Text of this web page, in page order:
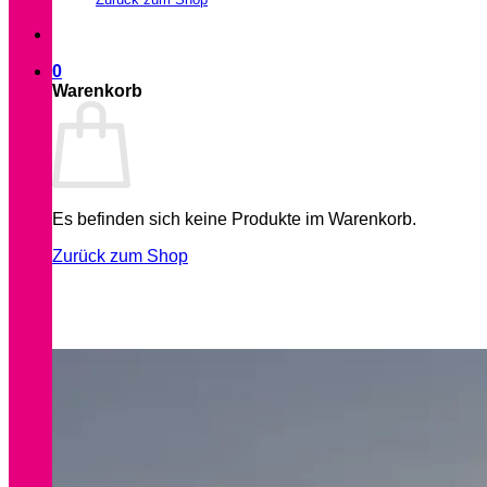
0
Warenkorb
Es befinden sich keine Produkte im Warenkorb.
Zurück zum Shop